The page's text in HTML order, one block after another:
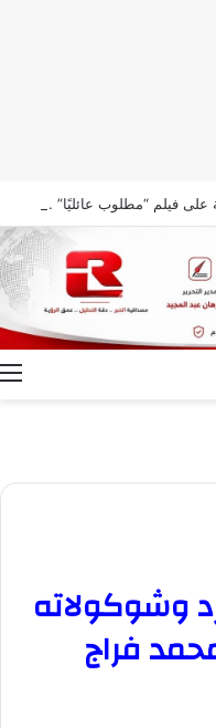
– سينرجي بلس تضع اللمسات النهائية على فيلم “مطلوب عائليًا” استعدادًا لطرحه في دور العرض .
وشوكولاته
فراج